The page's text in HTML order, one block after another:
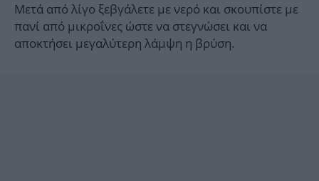
Μετά από λίγο ξεβγάλετε με νερό και σκουπίστε με
πανί από μικροΐνες ώστε να στεγνώσει και να
αποκτήσει μεγαλύτερη λάμψη η βρύση.